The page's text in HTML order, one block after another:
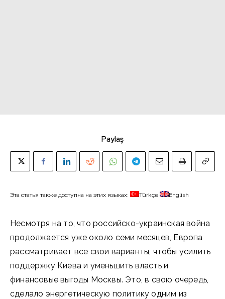
Paylaş
Эта статья также доступна на этих языках: Türkçe English
Несмотря на то, что российско-украинская война
продолжается уже около семи месяцев, Европа
рассматривает все свои варианты, чтобы усилить
поддержку Киева и уменьшить власть и
финансовые выгоды Москвы. Это, в свою очередь,
сделало энергетическую политику одним из